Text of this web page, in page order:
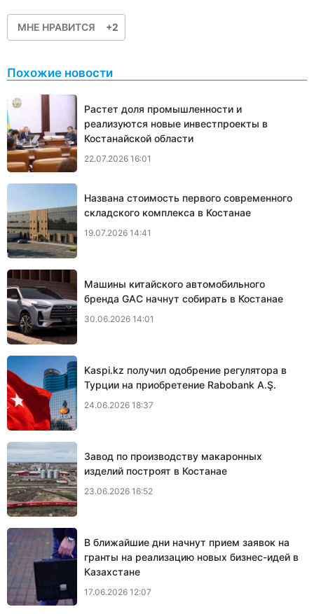
МНЕ НРАВИТСЯ +2
Похожие новости
Растет доля промышленности и
реализуются новые инвестпроекты в
Костанайской области
22.07.2026 16:01
Названа стоимость первого современного
складского комплекса в Костанае
19.07.2026 14:41
Машины китайского автомобильного
бренда GAC начнут собирать в Костанае
30.06.2026 14:01
Kaspi.kz получил одобрение регулятора в
Турции на приобретение Rabobank A.Ş.
24.06.2026 18:37
Завод по производству макаронных
изделий построят в Костанае
23.06.2026 16:52
В ближайшие дни начнут прием заявок на
гранты на реализацию новых бизнес-идей в
Казахстане
17.06.2026 12:07